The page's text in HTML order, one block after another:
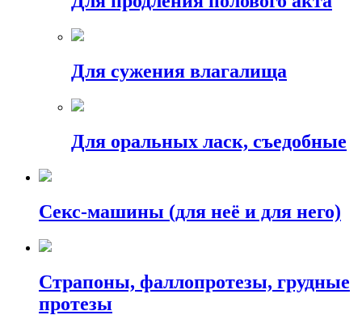
Для сужения влагалища
Для оральных ласк, съедобные
Секс-машины (для неё и для него)
Страпоны, фаллопротезы, грудные
протезы